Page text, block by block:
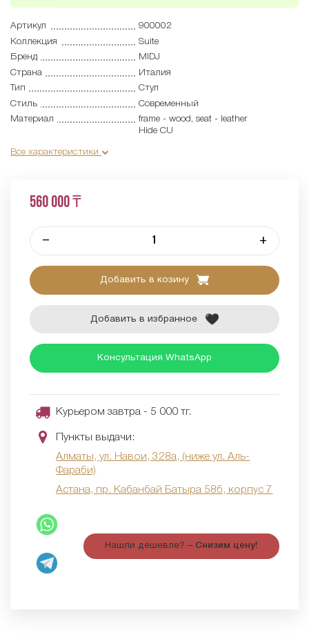
Артикул
900002
Коллекция
Suite
Бренд
MIDJ
Страна
Италия
Тип
Стул
Стиль
Современный
Материал
frame - wood, seat - leather
Hide CU
Все характеристики
560 000 ₸
– +
Добавить в козину
Добавить в избранное
Консультация WhatsApp
Курьером завтра - 5 000 тг.
Пункты выдачи:
Алматы, ул. Навои, 328а, (ниже ул. Аль-
Фараби)
Астана, пр. Кабанбай Батыра 58б, корпус 7
Нашли дешевле? – Снизим цену!